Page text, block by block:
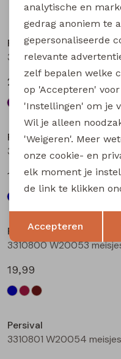
Nieuw
Persival
22,99
Nieuw
Persival
19,99
Persival
19,99
Persival
Terug
analytische en
gedrag anoniem te
gepersonaliseerde
relevante
zelf bepalen welke
op 'Accepteren'
'Instellingen' om je
Wil je alleen
'Weigeren'. Meer
onze cookie- en
elk moment je
de link te klikken
Accepteren